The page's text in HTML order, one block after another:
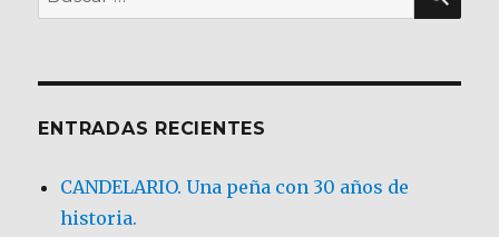
por:
ENTRADAS RECIENTES
CANDELARIO. Una peña con 30 años de
historia.